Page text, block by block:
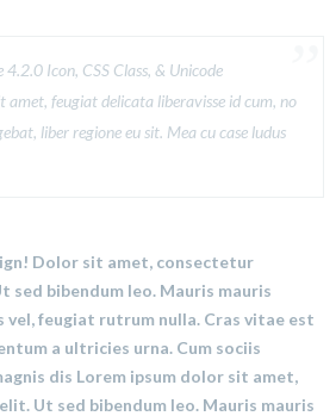
Icon, CSS Class, & Unicode
amet, feugiat delicata liberavisse id cum, no
liber regione eu sit. Mea cu case ludus
Dolor sit amet, consectetur
sed bibendum leo. Mauris mauris
vel, feugiat rutrum nulla. Cras vitae est
a ultricies urna. Cum sociis
dis Lorem ipsum dolor sit amet,
Ut sed bibendum leo. Mauris mauris